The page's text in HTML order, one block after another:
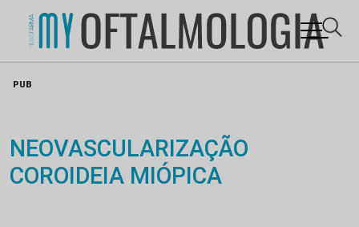
PUB
NEOVASCULARIZAÇÃO
COROIDEIA MIÓPICA